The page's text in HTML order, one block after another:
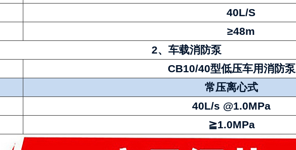
40L/S
≥48m
2、车载消防泵
CB10/40型低压车用消防泵
常压离心式
40L/s @1.0MPa
≧1.0MPa